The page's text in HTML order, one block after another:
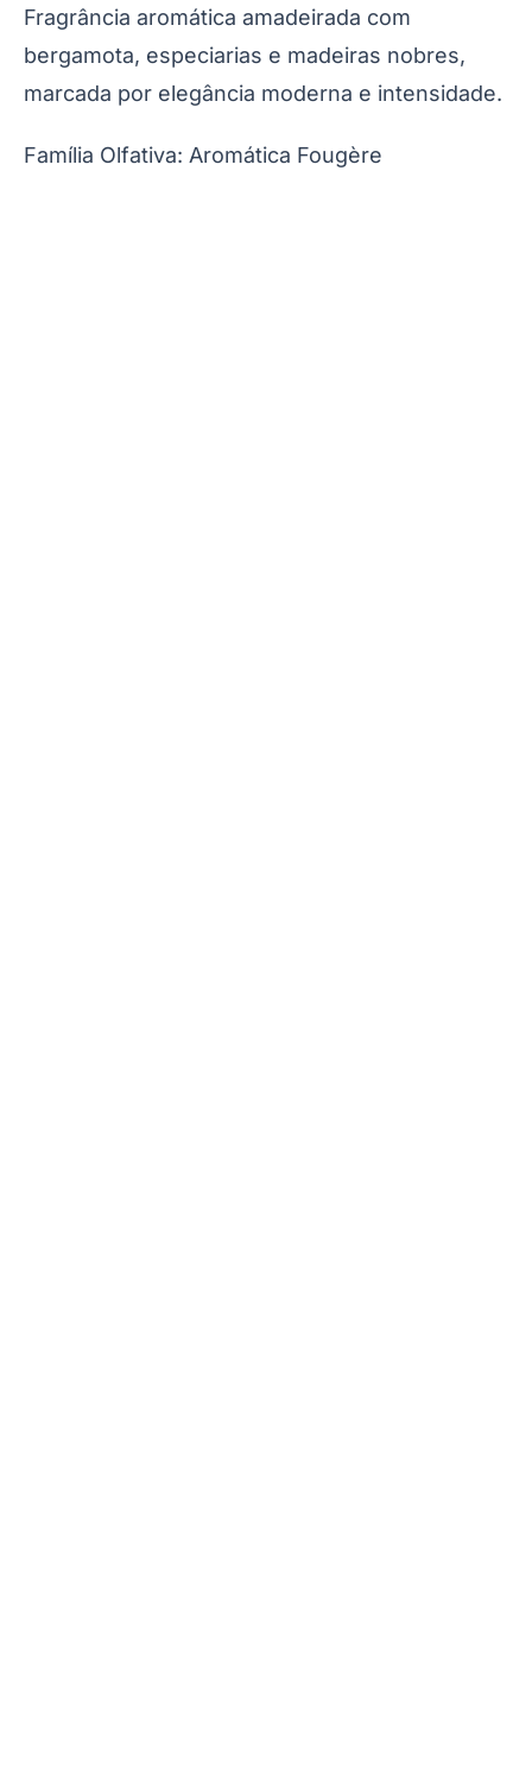
Fragrância aromática amadeirada com
bergamota, especiarias e madeiras nobres,
marcada por elegância moderna e intensidade.
Família Olfativa: Aromática Fougère